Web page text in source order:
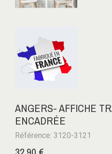
ANGERS- AFFICHE
ENCADRÉE
Référence: 3120-3121